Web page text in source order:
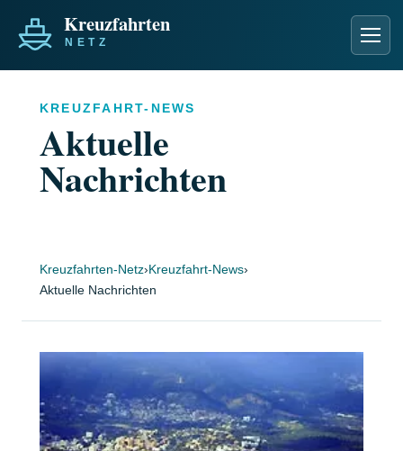
KREUZFAHRT-NEWS
Aktuelle
Nachrichten
Kreuzfahrten-Netz›Kreuzfahrt-News›
Aktuelle Nachrichten